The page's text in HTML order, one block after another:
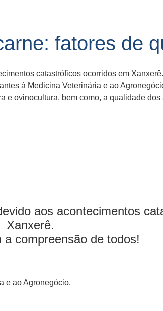
fatores de
catastróficos ocorridos em
à Medicina Veterinária e ao
e ovinocultura, bem como, a qualidade
aos acontecimentos
Xanxerê.
a compreensão de todos!
e ao Agronegócio.